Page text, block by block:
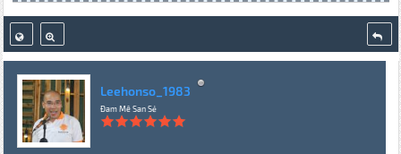
Leehonso_1983
Đam Mê San Sẻ